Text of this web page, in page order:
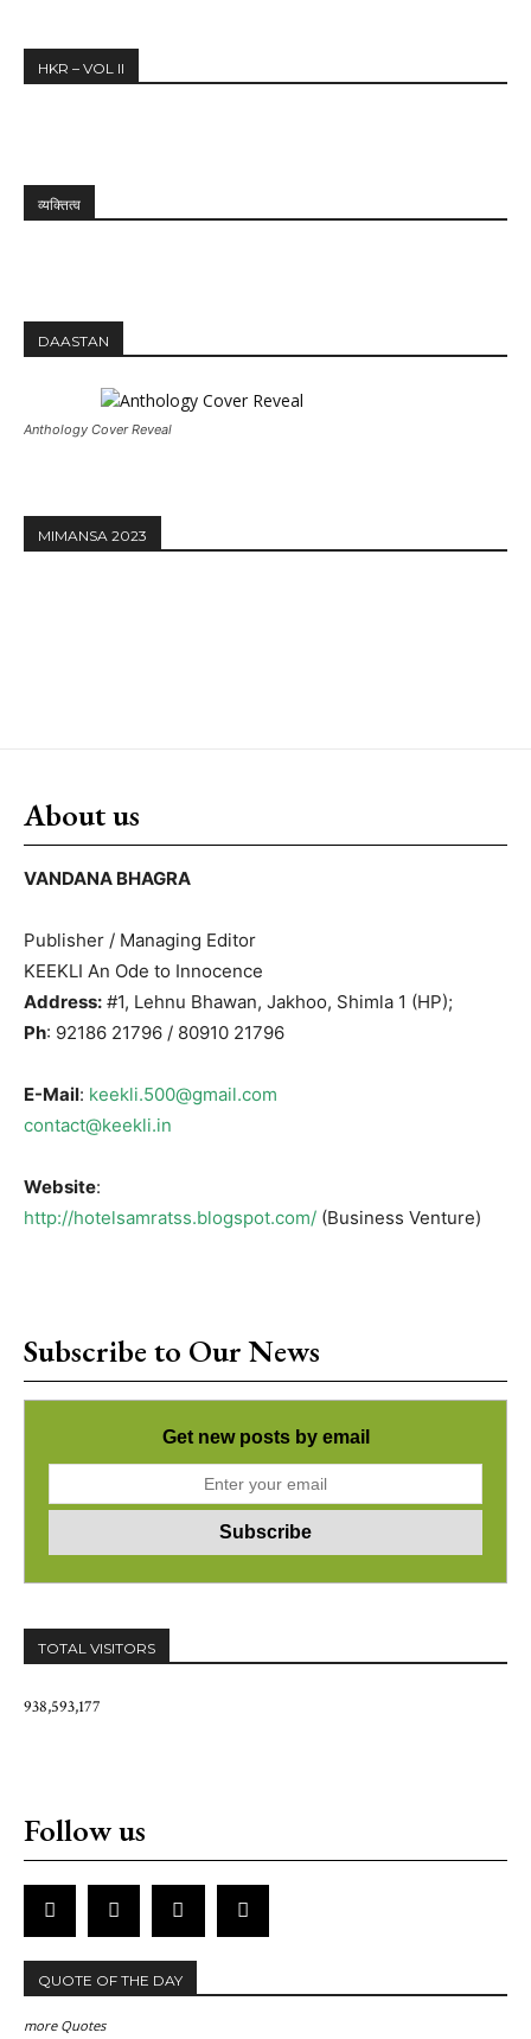
HKR – VOL II
व्यक्तित्व
DAASTAN
Anthology Cover Reveal
MIMANSA 2023
About us
VANDANA BHAGRA
Publisher / Managing Editor
KEEKLI An Ode to Innocence
Address: #1, Lehnu Bhawan, Jakhoo, Shimla 1 (HP);
Ph: 92186 21796 / 80910 21796
E-Mail: keekli.500@gmail.com
contact@keekli.in
Website:
http://hotelsamratss.blogspot.com/ (Business Venture)
Subscribe to Our News
Get new posts by email
TOTAL VISITORS
938,593,177
Follow us
QUOTE OF THE DAY
more Quotes